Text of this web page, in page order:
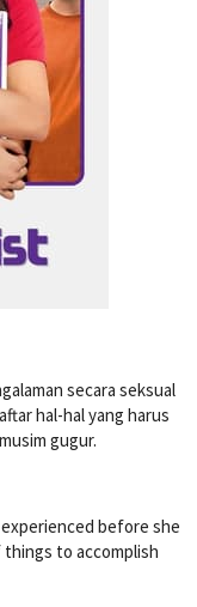
secara seksual
hal-hal yang harus
gugur.
before she
to accomplish